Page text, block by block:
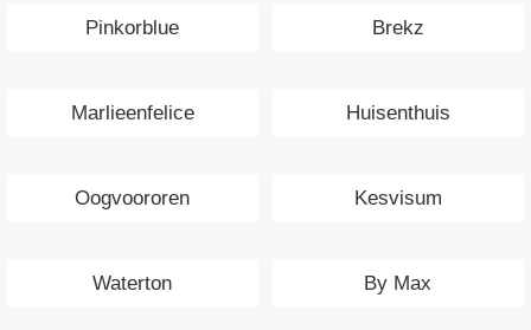
Pinkorblue Brekz
Marlieenfelice Huisenthuis
Oogvoororen Kesvisum
Waterton By Max